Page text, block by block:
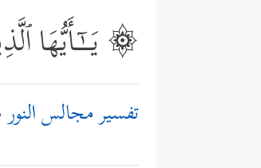
۞ یَــٰۤـأَیُّهَا
تفسير مجالس النور